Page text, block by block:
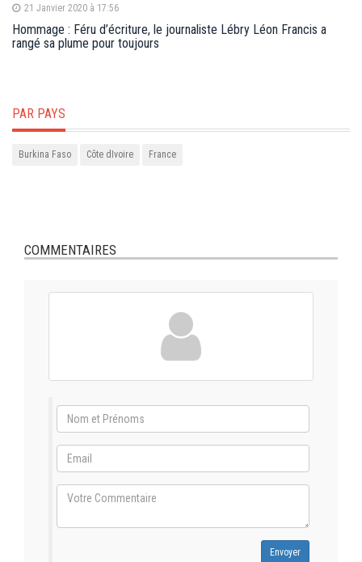
21 Janvier 2020 à 17:56
Hommage : Féru d’écriture, le journaliste Lébry Léon Francis a
rangé sa plume pour toujours
PAR PAYS
Burkina Faso Côte dIvoire France
COMMENTAIRES